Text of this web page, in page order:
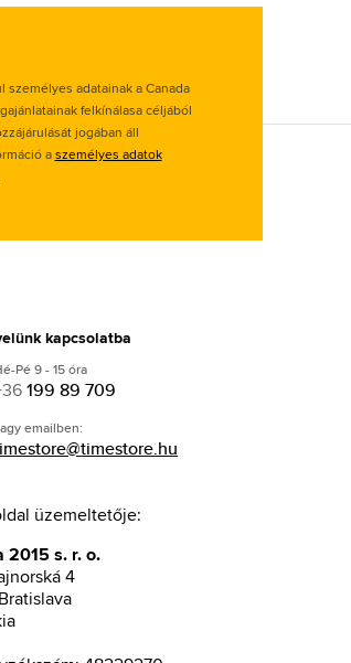
adatainak a Canada
felkínálasa céljából
jogában áll
aszemélyes adatok
kapcsolatba
Pé 9 - 15 óra
199 89 709
emailben:
üzemeltetője:
2015 s. r. o.
4